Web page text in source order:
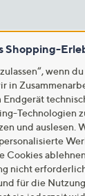
Shopping-
wenn
in
Technologien
und auslesen.
Cookies
nicht
für die